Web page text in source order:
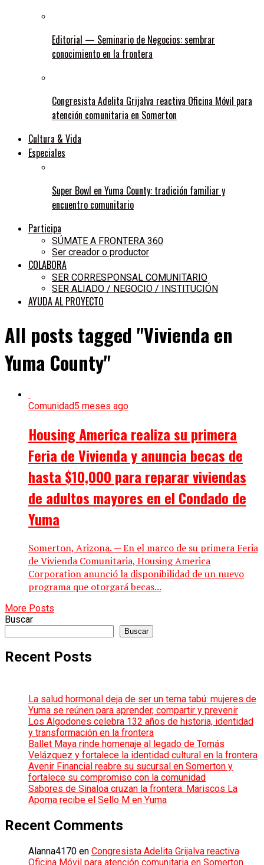
Editorial — Seminario de Negocios: sembrar
conocimiento en la frontera
Congresista Adelita Grijalva reactiva Oficina Móvil para
atención comunitaria en Somerton
Cultura & Vida
Especiales
Super Bowl en Yuma County: tradición familiar y
encuentro comunitario
Participa
SÚMATE A FRONTERA 360
Ser creador o productor
COLABORA
SER CORRESPONSAL COMUNITARIO
SER ALIADO / NEGOCIO / INSTITUCIÓN
AYUDA AL PROYECTO
All posts tagged "Vivienda en
Yuma County"
Comunidad5 meses ago
Housing America realiza su primera
Feria de Vivienda y anuncia becas de
hasta $10,000 para reparar viviendas
de adultos mayores en el Condado de
Yuma
Somerton, Arizona. — En el marco de su primera Feria
de Vivienda Comunitaria, Housing America
Corporation anunció la disponibilidad de un nuevo
programa que otorgará becas...
More Posts
Buscar
Buscar
Recent Posts
La salud hormonal deja de ser un tema tabú: mujeres de
Yuma se reúnen para aprender, compartir y prevenir
Los Algodones celebra 132 años de historia, identidad
y transformación en la frontera
Ballet Maya rinde homenaje al legado de Tomás
Velázquez y fortalece la identidad cultural en la frontera
Avenir Financial reabre su sucursal en Somerton y
fortalece su compromiso con la comunidad
Sabores de Sinaloa cruzan la frontera: Mariscos La
Apoma recibe el Sello M en Yuma
Recent Comments
Alanna4170 en Congresista Adelita Grijalva reactiva
Oficina Móvil para atención comunitaria en Somerton